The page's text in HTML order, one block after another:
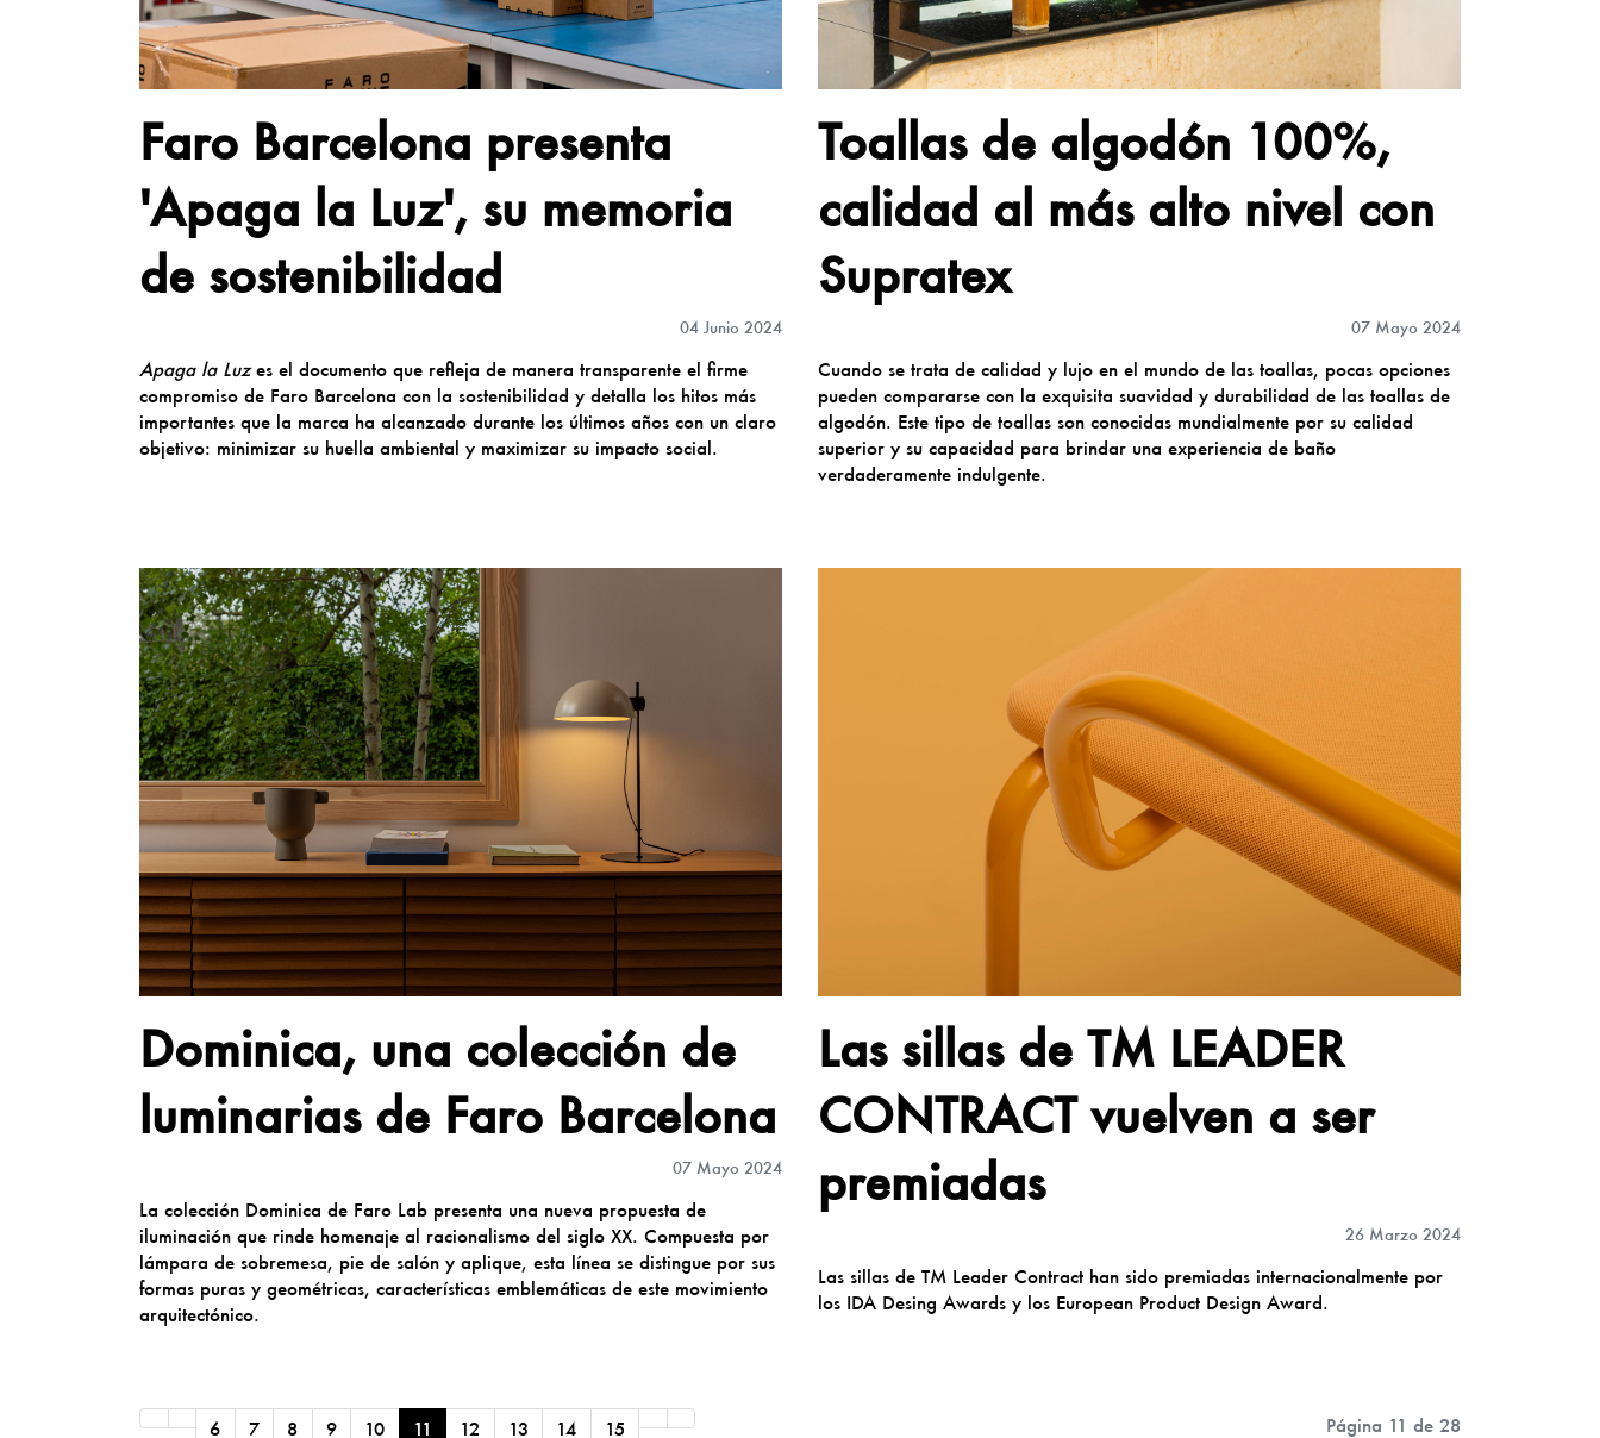
Faro Barcelona presenta
'Apaga la Luz', su memoria
de sostenibilidad
04 Junio 2024
Apaga la Luzes el documento que refleja de manera transparente el firme
compromiso de Faro Barcelona con la sostenibilidad y detalla los hitos más
importantes que la marca ha alcanzado durante los últimos años con un claro
objetivo: minimizar su huella ambiental y maximizar su impacto social.
Toallas de algodón 100%,
calidad al más alto nivel con
Supratex
07 Mayo 2024
Cuando se trata de calidad y lujo en el mundo de las toallas, pocas opciones
pueden compararse con la exquisita suavidad y durabilidad de las toallas de
algodón. Este tipo de toallas son conocidas mundialmente por su calidad
superior y su capacidad para brindar una experiencia de baño
verdaderamente indulgente.
Dominica, una colección de
luminarias de Faro Barcelona
07 Mayo 2024
La colección Dominica de Faro Lab presenta una nueva propuesta de
iluminación que rinde homenaje al racionalismo del siglo XX. Compuesta por
lámpara de sobremesa, pie de salón y aplique, esta línea se distingue por sus
formas puras y geométricas, características emblemáticas de este movimiento
arquitectónico.
Las sillas de TM LEADER
CONTRACT vuelven a ser
premiadas
26 Marzo 2024
Las sillas de TM Leader Contract han sido premiadas internacionalmente por
los IDA Desing Awards y los European Product Design Award.
Página 11 de 28
6 7 8 9 10 11 12 13 14 15